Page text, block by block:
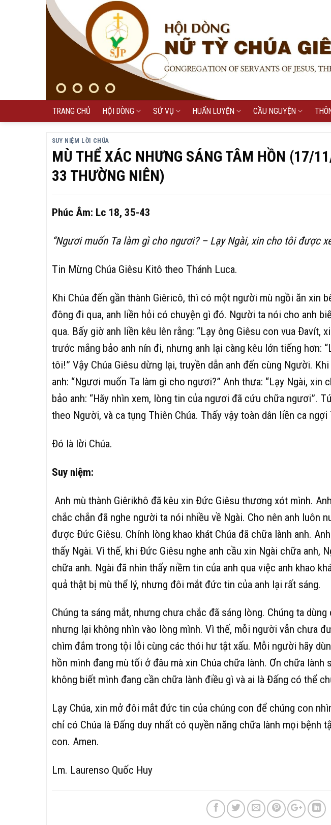
TRANG CHỦ HỘI DÒNG SỨ VỤ HUẤN LUYỆN CẦU NGUYỆN
SUY NIỆM LỜI CHÚA
MÙ THỂ XÁC NHƯNG SÁNG TÂM HỒN (17/
33 THƯỜNG NIÊN)
Phúc Âm: Lc 18, 35-43
“Ngươi muốn Ta làm gì cho ngươi? – Lạy Ngài, xin cho tôi được
Tin Mừng Chúa Giêsu Kitô theo Thánh Luca.
Khi Chúa đến gần thành Giêricô, thì có một người mù ngồi ăn xin
đông đi qua, anh liền hỏi có chuyện gì đó. Người ta nói cho anh
qua. Bấy giờ anh liền kêu lên rằng: “Lạy ông Giêsu con vua
trước mắng bảo anh nín đi, nhưng anh lại càng kêu lớn tiếng hơn:
tôi!” Vậy Chúa Giêsu dừng lại, truyền dẫn anh đến cùng Người.
anh: “Ngươi muốn Ta làm gì cho ngươi?” Anh thưa: “Lạy Ngài, xin
bảo anh: “Hãy nhìn xem, lòng tin của ngươi đã cứu chữa ngươi”.
theo Người, và ca tụng Thiên Chúa. Thấy vậy toàn dân liền ca ngợi
Ðó là lời Chúa.
Suy niệm:
Anh mù thành Giêrikhô đã kêu xin Đức Giêsu thương xót mình.
chắc chắn đã nghe người ta nói nhiều về Ngài. Cho nên anh luôn
được Đức Giêsu. Chính lòng khao khát Chúa đã chữa lành anh.
thấy Ngài. Vì thế, khi Đức Giêsu nghe anh cầu xin Ngài chữa anh,
chữa anh. Ngài đã nhìn thấy niềm tin của anh qua việc anh khao
quả thật bị mù thể lý, nhưng đôi mắt đức tin của anh lại rất sáng.
Chúng ta sáng mắt, nhưng chưa chắc đã sáng lòng. Chúng ta
nhưng lại không nhìn vào lòng mình. Vì thế, mỗi người vẫn chưa
chìm đắm trong tội lỗi cùng các thói hư tật xấu. Mỗi người hãy
hồn mình đang mù tối ở đâu mà xin Chúa chữa lành. Ơn chữa lành
không biết mình đang cần chữa lành điều gì và ai là Đấng có thể
Lạy Chúa, xin mở đôi mắt đức tin của chúng con để chúng con
chỉ có Chúa là Đấng duy nhất có quyền năng chữa lành mọi bệnh
con. Amen.
Lm. Laurenso Quốc Huy